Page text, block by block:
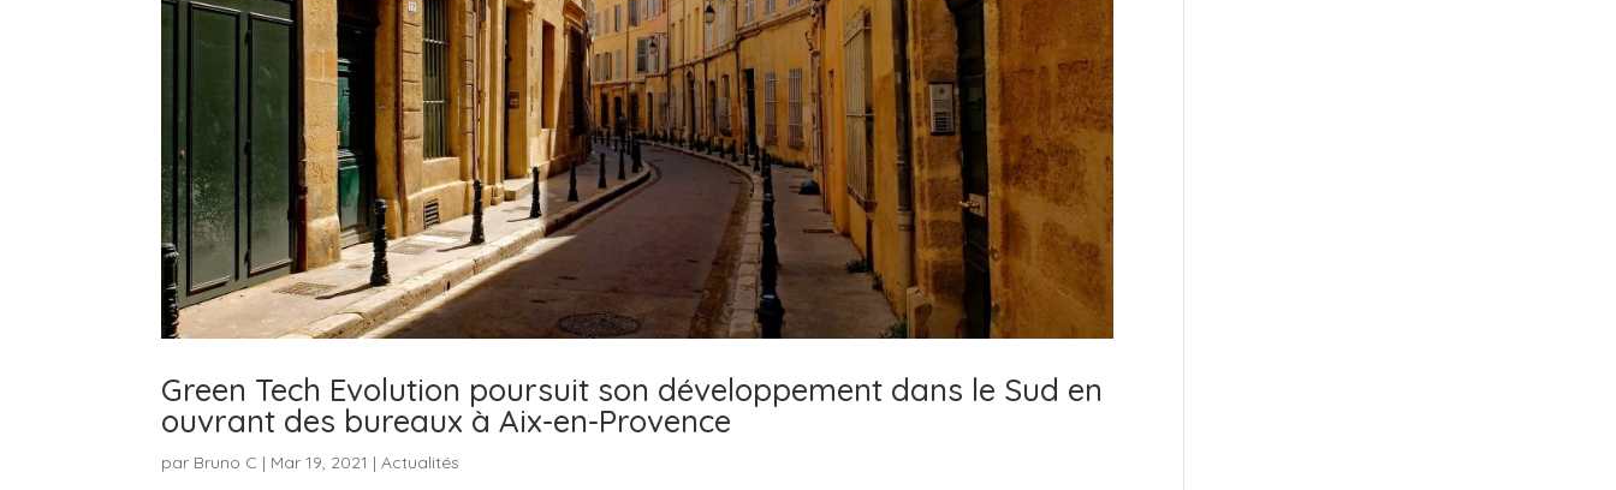
Green Tech Evolution poursuit son développement dans le Sud en
ouvrant des bureaux à Aix-en-Provence
par Bruno C | Mar 19, 2021 |Actualités